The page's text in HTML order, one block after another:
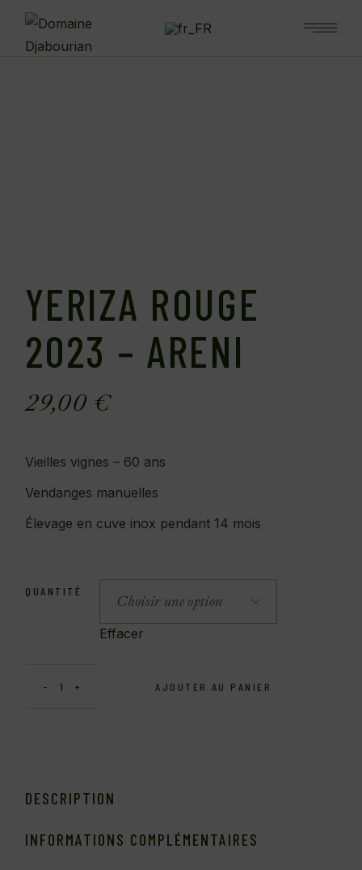
YERIZA ROUGE
2023 – ARENI
29,00 €
Vieilles vignes – 60 ans
Vendanges manuelles
Élevage en cuve inox pendant 14 mois
QUANTITÉ
Effacer
AJOUTER AU PANIER
DESCRIPTION
INFORMATIONS COMPLÉMENTAIRES